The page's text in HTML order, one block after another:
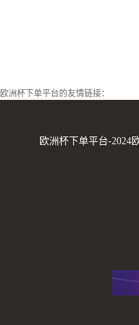
欧洲杯下单平台的友情链接：
欧洲杯下单平台-2024